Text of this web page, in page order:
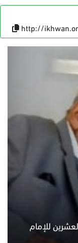
http://
للإمام